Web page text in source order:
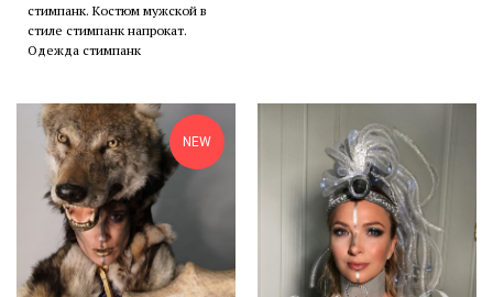
стимпанк. Костюм мужской в
стиле стимпанк напрокат.
Одежда стимпанк
NEW